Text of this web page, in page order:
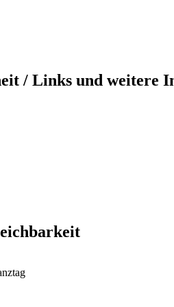
/ Links und weitere